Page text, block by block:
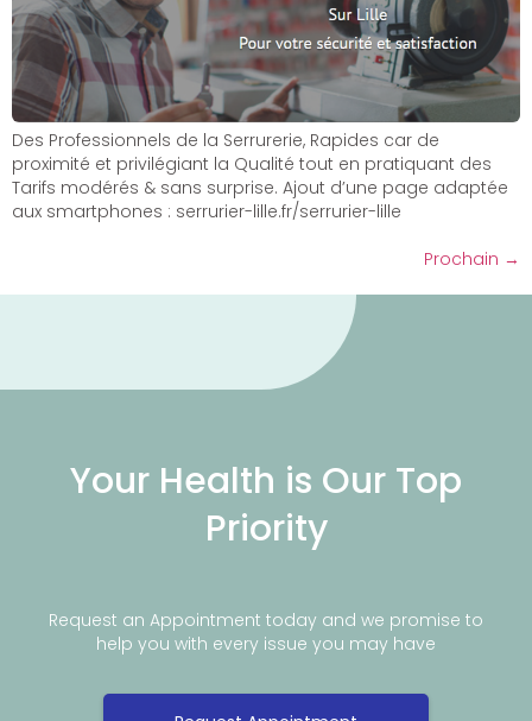
Des Professionnels de la Serrurerie, Rapides car de
proximité et privilégiant la Qualité tout en pratiquant des
Tarifs modérés & sans surprise. Ajout d’une page adaptée
aux smartphones : serrurier-lille.fr/serrurier-lille
Prochain →
Your Health is Our Top
Priority
Request an Appointment today and we promise to
help you with every issue you may have